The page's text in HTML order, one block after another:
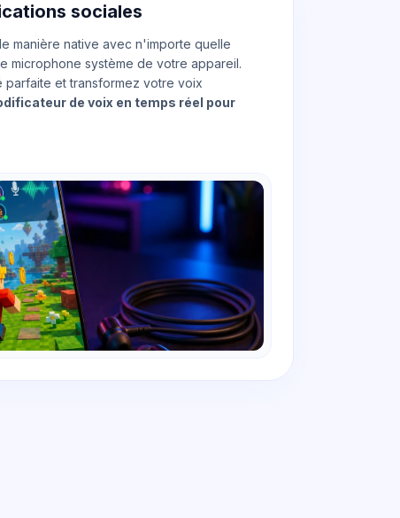
sociales
manière native avec n'importe quelle
microphone système de votre appareil.
et transformez votre voix
de voix en temps réel pour